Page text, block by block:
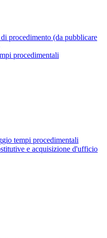
procedimento (da pubblicare
procedimentali
tempi procedimentali
e acquisizione d'ufficio